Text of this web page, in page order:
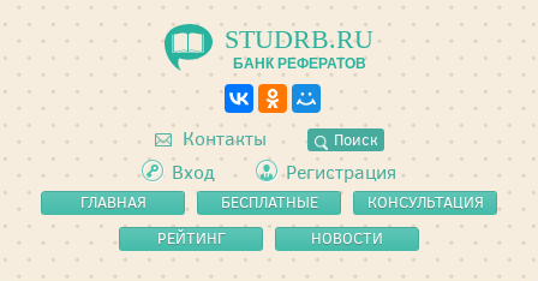
STUDRB.RU
БАНК РЕФЕРАТОВ
Контакты Поиск
Вход Регистрация
ГЛАВНАЯ
БЕСПЛАТНЫЕ
РЕФЕРАТЫ
КОНСУЛЬТАЦИЯ
РЕЙТИНГ
НОВОСТИ